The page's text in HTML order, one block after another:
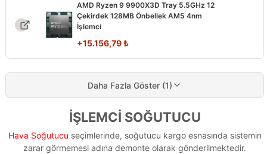
AMD Ryzen 9 9900X3D Tray 5.5GHz 12
Çekirdek 128MB Önbellek AM5 4nm
İşlemci
+15.156,79₺
Daha Fazla Göster (1)
İŞLEMCİ SOĞUTUCU
Hava Soğutucu seçimlerinde, soğutucu kargo esnasında sistemin
zarar görmemesi adına demonte olarak gönderilmektedir.